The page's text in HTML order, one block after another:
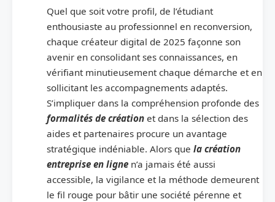
Quel que soit votre profil, de l’étudiant
enthousiaste au professionnel en reconversion,
chaque créateur digital de 2025 façonne son
avenir en consolidant ses connaissances, en
vérifiant minutieusement chaque démarche et en
sollicitant les accompagnements adaptés.
S’impliquer dans la compréhension profonde des
formalités de création et dans la sélection des
aides et partenaires procure un avantage
stratégique indéniable. Alors que la création
entreprise en ligne n’a jamais été aussi
accessible, la vigilance et la méthode demeurent
le fil rouge pour bâtir une société pérenne et